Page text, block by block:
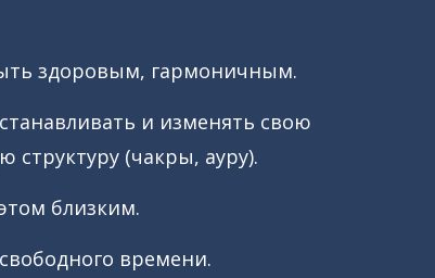
здоровым, гармоничным.
и изменять свою
(чакры, ауру).
близким.
времени.